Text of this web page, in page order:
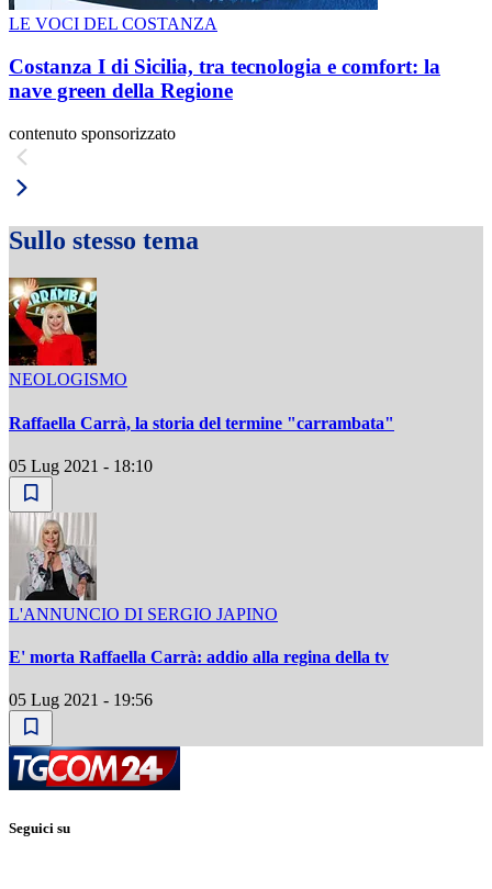
LE VOCI DEL COSTANZA
Costanza I di Sicilia, tra tecnologia e comfort: la
nave green della Regione
contenuto sponsorizzato
Sullo stesso tema
NEOLOGISMO
Raffaella Carrà, la storia del termine "carrambata"
05 Lug 2021 - 18:10
L'ANNUNCIO DI SERGIO JAPINO
E' morta Raffaella Carrà: addio alla regina della tv
05 Lug 2021 - 19:56
Seguici su